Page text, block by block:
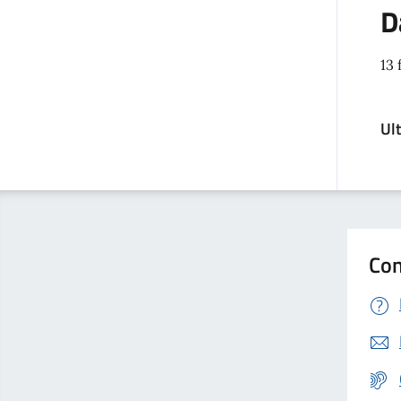
13